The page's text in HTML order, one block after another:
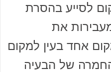
לסייע בהסרת
את
אחד בעין למקום
של הבעיה